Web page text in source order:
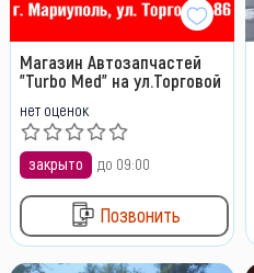
Магазин Автозапчастей
"Turbo Med" на ул.Торговой
нет оценок
закрыто до 09:00
Позвонить